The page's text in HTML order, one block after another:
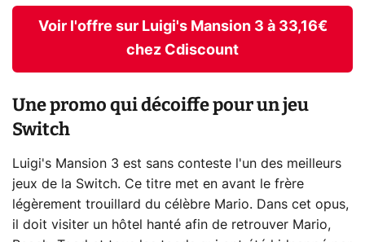
Voir l'offre sur Luigi's Mansion 3 à 33,16€
chez Cdiscount
Une promo qui décoiffe pour un jeu
Switch
Luigi's Mansion 3 est sans conteste l'un des meilleurs
jeux de la Switch. Ce titre met en avant le frère
légèrement trouillard du célèbre Mario. Dans cet opus,
il doit visiter un hôtel hanté afin de retrouver Mario,